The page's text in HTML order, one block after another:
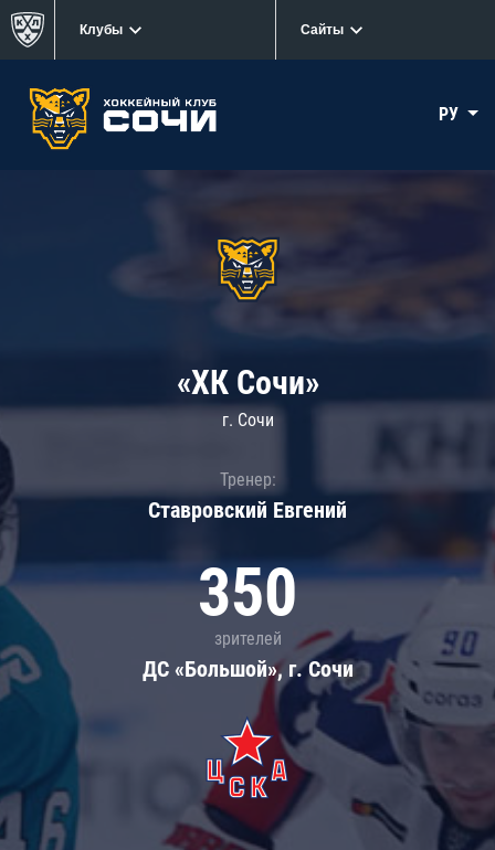
Клубы Сайты
РУ
«ХК Сочи»
г. Сочи
Тренер:
Ставровский Евгений
350
зрителей
ДС «Большой», г. Сочи